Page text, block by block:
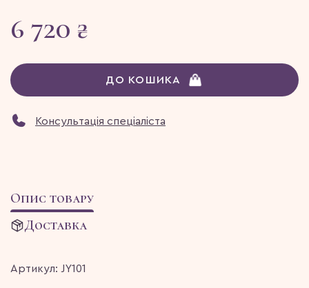
6 720 ₴
ДО КОШИКА
Консультація спеціаліста
Опис товару
Доставка
Артикул: JY101